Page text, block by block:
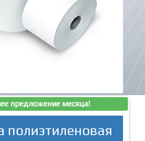
предложение месяца!
полиэтиленовая